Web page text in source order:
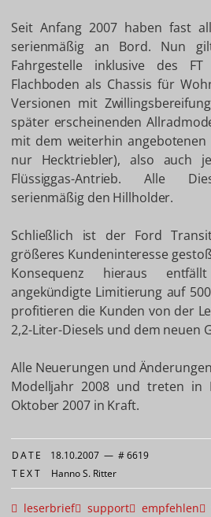
Seit Anfang 2007 haben fast
serienmäßig an Bord. Nun
Fahrgestelle inklusive des FT
Flachboden als Chassis für
Versionen mit
später erscheinenden
mit dem weiterhin angebotenen
nur Hecktriebler), also auch
Flüssiggas-Antrieb. Alle
serienmäßig den Hillholder.
Schließlich ist der Ford
größeres Kundeninteresse
Konsequenz hieraus
angekündigte Limitierung auf
profitieren die Kunden von der
2,2-Liter-Diesels und dem neuen
Alle Neuerungen und
Modelljahr 2008 und treten in
Oktober 2007 in Kraft.
DATE 18.10.2007 — # 6619
TEXT Hanno S. Ritter
leserbrief support empfehlen